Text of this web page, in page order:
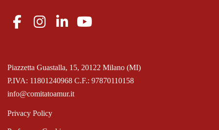
P.IVA: 11801240968 C.F.: 97870110158
Piazzetta Guastalla, 15, 20122 Milano (MI)
info@comitatoamur.it
Privacy Policy